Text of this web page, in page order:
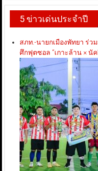
5 ข่าวเด่นประจำปี
สภท.-นายกเมืองพัทยา ร่ว
ศึกฟุตซอล “เกาะล้าน × นัค